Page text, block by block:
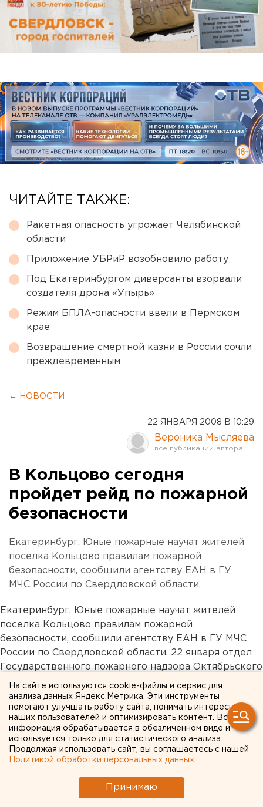
ЧИТАЙТЕ ТАКЖЕ:
Ракетная опасность угрожает Челябинской
области
Приложение УБРиР возобновило работу
Под Екатеринбургом диверсанты взорвали
создателя дрона «Упырь»
Режим БПЛА-опасности ввели в Пермском
крае
Возвращение смертной казни в России сочли
преждевременным
← НОВОСТИ
22 ЯНВАРЯ 2008 В 10:29
Вероника Мысляева
В Кольцово сегодня
пройдет рейд по пожарной
безопасности
Екатеринбург. Юные пожарные научат жителей
поселка Кольцово правилам пожарной
безопасности, сообщили агентству ЕАН в ГУ
МЧС России по Свердловской области.
Екатеринбург. Юные пожарные научат жителей
поселка Кольцово правилам пожарной
безопасности, сообщили агентству ЕАН в ГУ МЧС
России по Свердловской области. 22 января отдел
Государственного пожарного надзора Октябрьского
района совместно с членами дружины юных
пожарных проводят рейд в поселке Кольцово с
целью обучения населения мерам пожарной
безопасности с вручением памяток. Юные пожарные
приготовили «кричалки», призывающие население
соблюдать правила пожарной безопасности.
Участники рейда соберутся сегодня в 12 часов в
школе №92. Вероника Мысляева, Европейско-
На сайте используются cookie-файлы и сервис для
анализа данных Яндекс.Метрика. Эти инструменты
помогают улучшать работу сайта, понимать интересы
наших пользователей и оптимизировать контент. Вся
информация обрабатывается в обезличенном виде и
используется только для статистического анализа.
Продолжая использовать сайт, вы соглашаетесь с нашей
Политикой обработки персональных данных
Принимаю